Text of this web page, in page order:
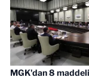
MGK'dan 8